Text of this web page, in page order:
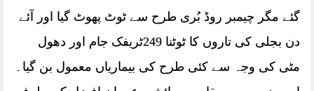
گئے مگر چیمبر روڈ بُری طرح سے ٹوٹ پھوٹ گیا اور آئے
دن بجلی کی تاروں کا ٹوٹنا 249ٹریفک جام اور دھول
مٹی کی وجہ سے کئی طرح کی بیماریاں معمول بن گیا۔